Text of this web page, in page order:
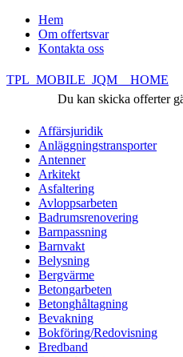
Hem
Om offertsvar
Kontakta oss
TPL_MOBILE_JQM__HOME
Du kan skicka offerter
Affärsjuridik
Anläggningstransporter
Antenner
Arkitekt
Asfaltering
Avloppsarbeten
Badrumsrenovering
Barnpassning
Barnvakt
Belysning
Bergvärme
Betongarbeten
Betonghåltagning
Bevakning
Bokföring/Redovisning
Bredband